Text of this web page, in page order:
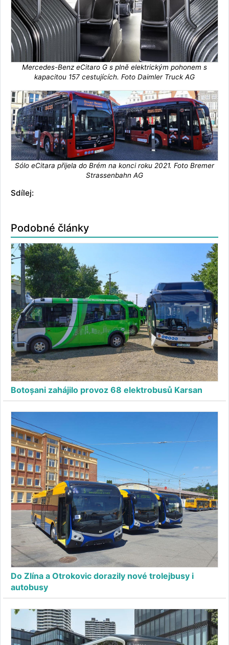
Mercedes-Benz eCitaro G s plně elektrickým pohonem s
kapacitou 157 cestujících. Foto Daimler Truck AG
Sólo eCitara přijela do Brém na konci roku 2021. Foto Bremer
Strassenbahn AG
Sdílej:
Podobné články
Botoșani zahájilo provoz 68 elektrobusů Karsan
Do Zlína a Otrokovic dorazily nové trolejbusy i
autobusy